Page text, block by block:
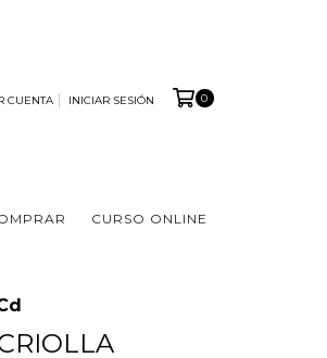
CUENTA INICIAR SESIÓN 0
CURSO ONLINE